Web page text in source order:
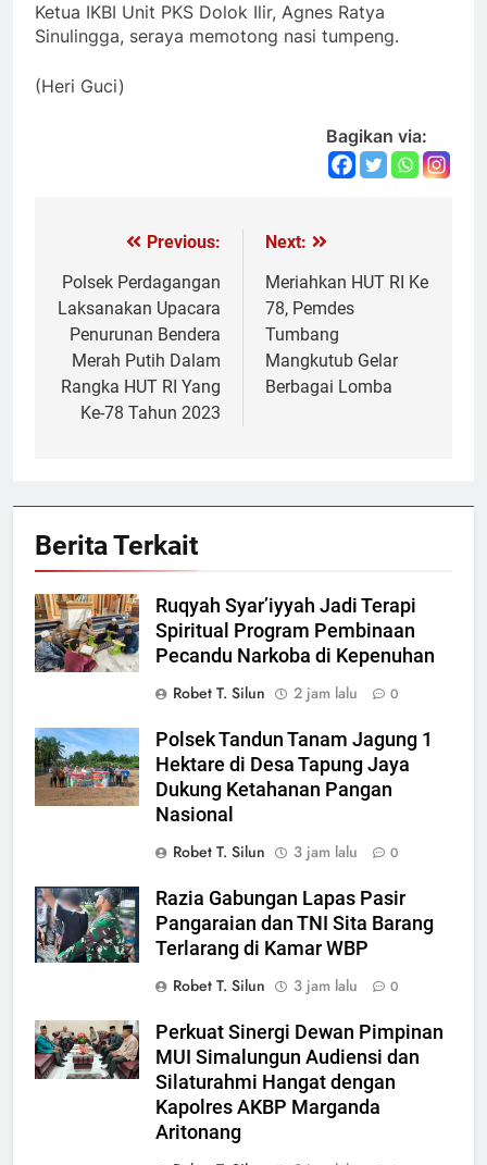
Ketua IKBI Unit PKS Dolok Ilir, Agnes Ratya
Sinulingga, seraya memotong nasi tumpeng.
(Heri Guci)
Bagikan via:
Navigasi
pos
Previous:
Polsek Perdagangan
Laksanakan Upacara
Penurunan Bendera
Merah Putih Dalam
Rangka HUT RI Yang
Ke-78 Tahun 2023
Next:
Meriahkan HUT RI Ke
78, Pemdes
Tumbang
Mangkutub Gelar
Berbagai Lomba
Berita Terkait
Ruqyah Syar’iyyah Jadi Terapi
Spiritual Program Pembinaan
Pecandu Narkoba di Kepenuhan
Robet T. Silun
2 jam lalu 0
Polsek Tandun Tanam Jagung 1
Hektare di Desa Tapung Jaya
Dukung Ketahanan Pangan
Nasional
Robet T. Silun
3 jam lalu 0
Razia Gabungan Lapas Pasir
Pangaraian dan TNI Sita Barang
Terlarang di Kamar WBP
Robet T. Silun
3 jam lalu 0
Perkuat Sinergi Dewan Pimpinan
MUI Simalungun Audiensi dan
Silaturahmi Hangat dengan
Kapolres AKBP Marganda
Aritonang